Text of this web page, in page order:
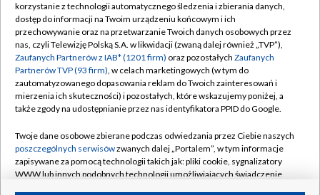
TVP
Abonament TVP
Emisja w TVP
Centrum informacji TVP
Naziemna Telewizja Cyfrowa
Rada Programowa
System NOS
Informacje o nadawcy
Regulamin TVP
Polityka prywatności
Moje zgody
Pomoc
Kontakt
korzystanie z technologii automatycznego śledzenia i zbierania danych,
dostęp do informacji na Twoim urządzeniu końcowym i ich
przechowywanie oraz na przetwarzanie Twoich danych osobowych przez
nas, czyli Telewizję Polską S.A. w likwidacji (zwaną dalej również „TVP”),
Zaufanych Partnerów z IAB* (1201 firm) oraz pozostałych Zaufanych
Partnerów TVP (93 firm), w celach marketingowych (w tym do
zautomatyzowanego dopasowania reklam do Twoich zainteresowań i
mierzenia ich skuteczności) i pozostałych, które wskazujemy poniżej, a
także zgody na udostępnianie przez nas identyfikatora PPID do Google.
Twoje dane osobowe zbierane podczas odwiedzania przez Ciebie naszych
poszczególnych serwisówzwanych dalej „Portalem”, w tym informacje
zapisywane za pomocą technologii takich jak: pliki cookie, sygnalizatory
WWW lub innych podobnych technologii umożliwiających świadczenie